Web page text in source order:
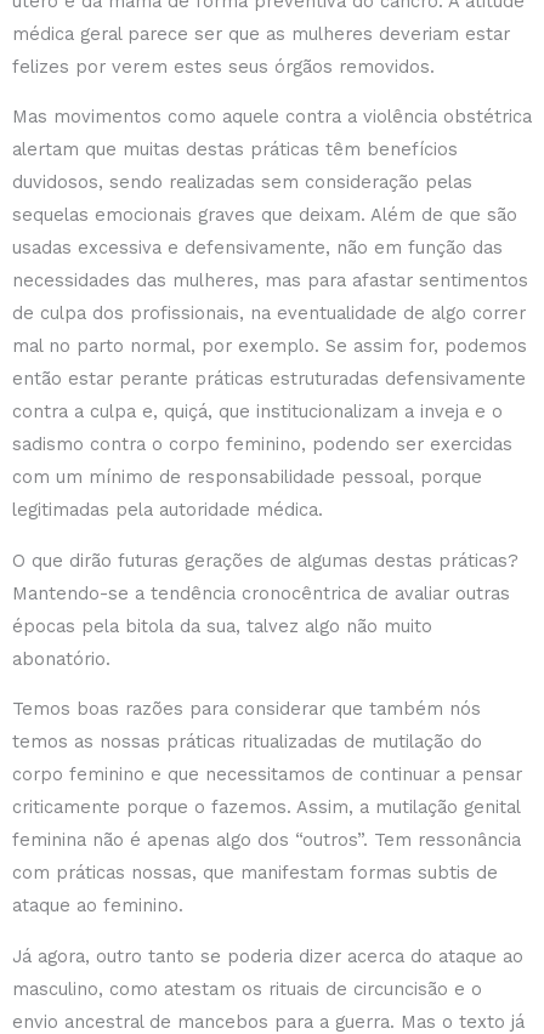
médica geral parece ser que as mulheres deveriam estar
felizes por verem estes seus órgãos removidos.
Mas movimentos como aquele contra a violência obstétrica
alertam que muitas destas práticas têm benefícios
duvidosos, sendo realizadas sem consideração pelas
sequelas emocionais graves que deixam. Além de que são
usadas excessiva e defensivamente, não em função das
necessidades das mulheres, mas para afastar sentimentos
de culpa dos profissionais, na eventualidade de algo correr
mal no parto normal, por exemplo. Se assim for, podemos
então estar perante práticas estruturadas defensivamente
contra a culpa e, quiçá, que institucionalizam a inveja e o
sadismo contra o corpo feminino, podendo ser exercidas
com um mínimo de responsabilidade pessoal, porque
legitimadas pela autoridade médica.
O que dirão futuras gerações de algumas destas práticas?
Mantendo-se a tendência cronocêntrica de avaliar outras
épocas pela bitola da sua, talvez algo não muito
abonatório.
Temos boas razões para considerar que também nós
temos as nossas práticas ritualizadas de mutilação do
corpo feminino e que necessitamos de continuar a pensar
criticamente porque o fazemos. Assim, a mutilação genital
feminina não é apenas algo dos “outros”. Tem ressonância
com práticas nossas, que manifestam formas subtis de
ataque ao feminino.
Já agora, outro tanto se poderia dizer acerca do ataque ao
masculino, como atestam os rituais de circuncisão e o
envio ancestral de mancebos para a guerra. Mas o texto já